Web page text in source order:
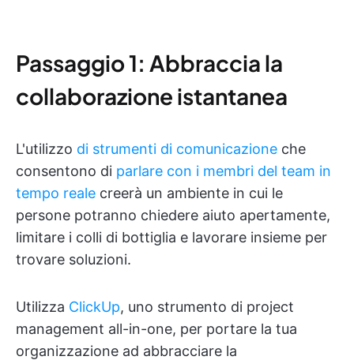
Passaggio 1: Abbraccia la
collaborazione istantanea
L'utilizzo di strumenti di comunicazione che
consentono di parlare con i membri del team in
tempo reale creerà un ambiente in cui le
persone potranno chiedere aiuto apertamente,
limitare i colli di bottiglia e lavorare insieme per
trovare soluzioni.
Utilizza ClickUp, uno strumento di project
management all-in-one, per portare la tua
organizzazione ad abbracciare la